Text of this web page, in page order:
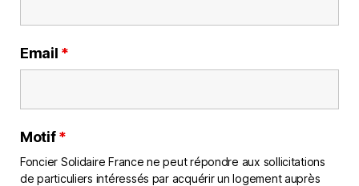
Email *
Motif*
Foncier Solidaire France ne peut répondre aux sollicitations
de particuliers intéressés par acquérir un logement auprès